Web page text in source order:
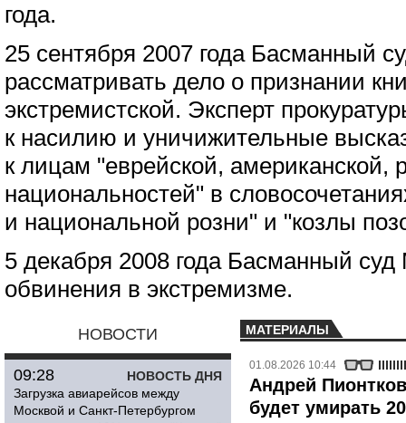
года.
25 сентября 2007 года Басманный
рассматривать дело о признании
экстремистской. Эксперт
к насилию и уничижительные
к лицам "еврейской, американской,
национальностей" в
и национальной розни" и "козлы
5 декабря 2008 года Басманный
обвинения в экстремизме.
НОВОСТИ
НОВОСТЬ ДНЯ
09:28
Загрузка авиарейсов между
Москвой и Санкт-Петербургом
МАТЕРИАЛЫ
01.08.2026 10:44
Андрей
будет умирать